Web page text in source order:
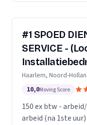
#1 SPOED
SERVICE -
Haarlem, Noord-
10,0Moving Score
150 ex btw -
arbeid (na 1ste